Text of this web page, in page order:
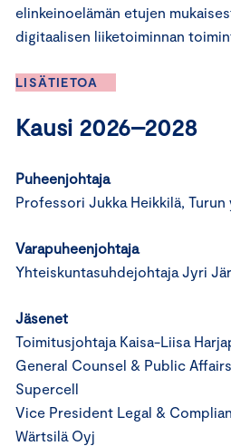
elinkeinoelämän etujen
digitaalisen liiketoiminnan
LISÄTIETOA
Kausi 2026–2028
Puheenjohtaja
Professori Jukka Heikkilä,
Varapuheenjohtaja
Yhteiskuntasuhdejohtaja Jyri
Jäsenet
Toimitusjohtaja Kaisa-Liisa
General Counsel & Public
Supercell
Vice President Legal &
Wärtsilä Oyj